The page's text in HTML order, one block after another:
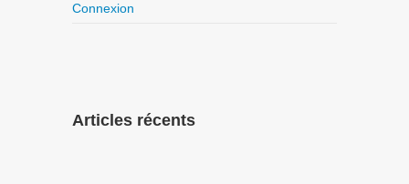
Connexion
Articles récents